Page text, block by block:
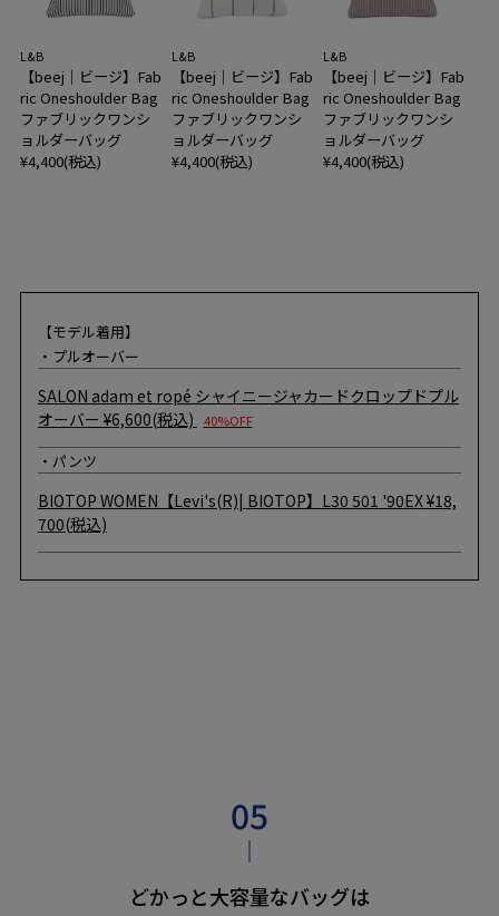
L&B
【beej｜ビージ】Fab
ric Oneshoulder Bag
ファブリックワンシ
ョルダーバッグ
¥4,400(税込)
L&B
【beej｜ビージ】Fab
ric Oneshoulder Bag
ファブリックワンシ
ョルダーバッグ
¥4,400(税込)
L&B
【beej｜ビージ】Fab
ric Oneshoulder Bag
ファブリックワンシ
ョルダーバッグ
¥4,400(税込)
【モデル着用】
・プルオーバー
SALON adam et ropé シャイニージャカードクロップドプル
オーバー ¥6,600(税込) 40%OFF
・パンツ
BIOTOP WOMEN【Levi's(R)| BIOTOP】L30 501 '90EX¥18,
700(税込)
どかっと大容量なバッグは